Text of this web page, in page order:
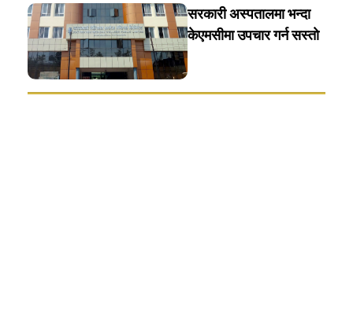
सरकारी अस्पतालमा भन्दा
केएमसीमा उपचार गर्न सस्ताे